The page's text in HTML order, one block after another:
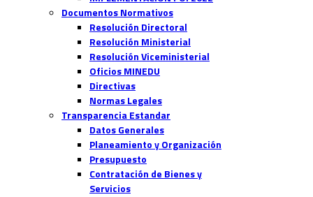
Documentos Normativos
Resolución Directoral
Resolución Ministerial
Resolución Viceministerial
Oficios MINEDU
Directivas
Normas Legales
Transparencia Estandar
Datos Generales
Planeamiento y Organización
Presupuesto
Contratación de Bienes y
Servicios